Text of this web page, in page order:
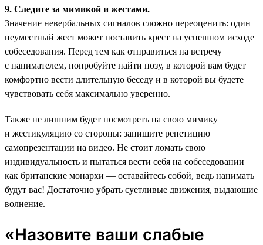
9. Следите за мимикой и жестами.
Значение невербальных сигналов сложно переоценить: один
неуместный жест может поставить крест на успешном исходе
собеседования. Перед тем как отправиться на встречу
с нанимателем, попробуйте найти позу, в которой вам будет
комфортно вести длительную беседу и в которой вы будете
чувствовать себя максимально уверенно.
Также не лишним будет посмотреть на свою мимику
и жестикуляцию со стороны: запишите репетицию
самопрезентации на видео. Не стоит ломать свою
индивидуальность и пытаться вести себя на собеседовании
как британские монархи — оставайтесь собой, ведь нанимать
будут вас! Достаточно убрать суетливые движения, выдающие
волнение.
«Назовите ваши слабые